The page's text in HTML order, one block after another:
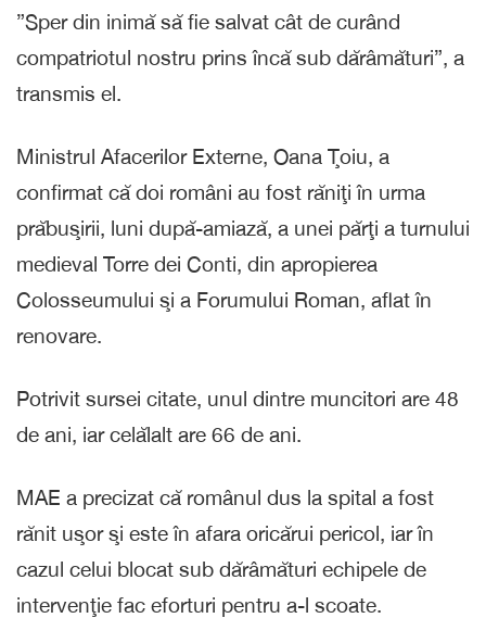
”Sper din inimă să fie salvat cât de curând
compatriotul nostru prins încă sub dărâmături”, a
transmis el.
Ministrul Afacerilor Externe, Oana Ţoiu, a
confirmat că doi români au fost răniţi în urma
prăbuşirii, luni după-amiază, a unei părţi a turnului
medieval Torre dei Conti, din apropierea
Colosseumului şi a Forumului Roman, aflat în
renovare.
Potrivit sursei citate, unul dintre muncitori are 48
de ani, iar celălalt are 66 de ani.
MAE a precizat că românul dus la spital a fost
rănit uşor şi este în afara oricărui pericol, iar în
cazul celui blocat sub dărâmături echipele de
intervenţie fac eforturi pentru a-l scoate.